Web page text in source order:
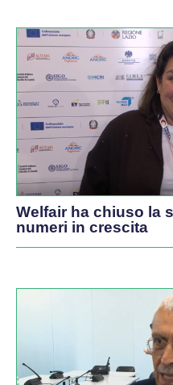
Welfair ha chiuso la
numeri in crescita